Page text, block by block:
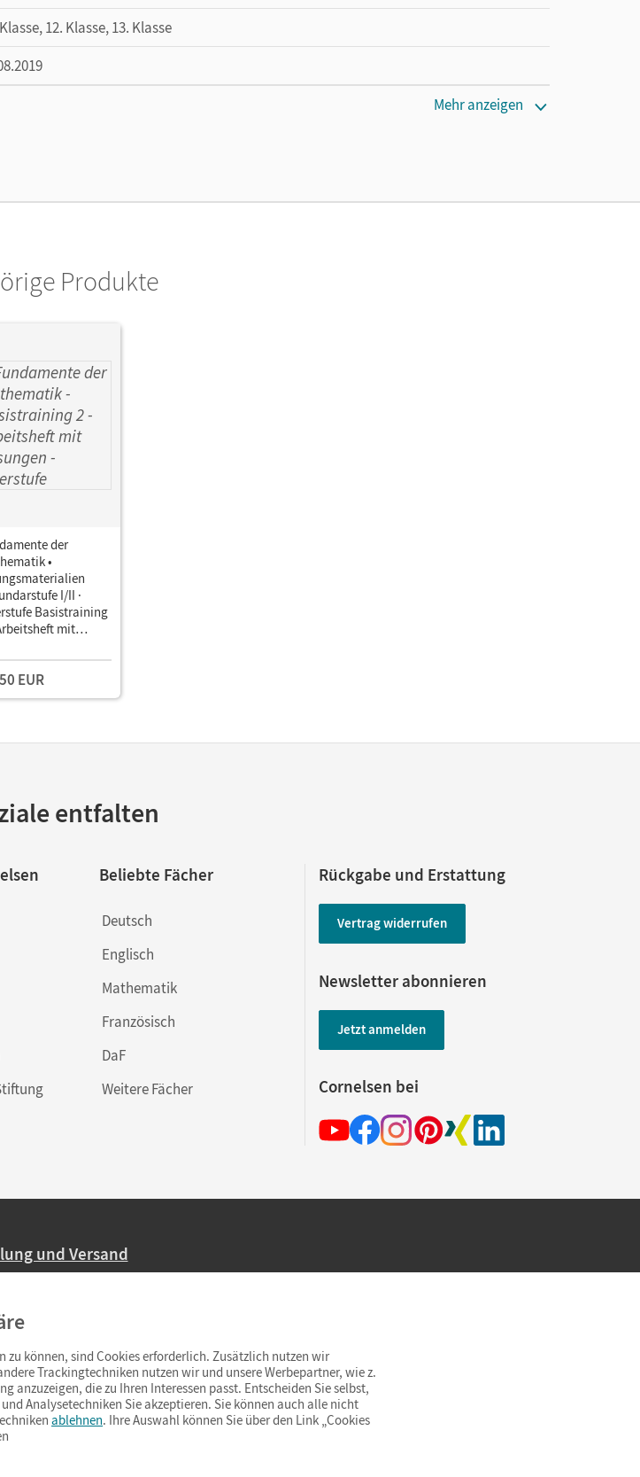
12. Klasse, 13. Klasse
Mehr anzeigen
Produkte
der
•
I/II ·
Basistraining
mit
EUR
entfalten
Beliebte Fächer
Deutsch
Englisch
Mathematik
Französisch
DaF
Weitere Fächer
Rückgabe und Erstattung
Vertrag widerrufen
Newsletter abonnieren
Jetzt anmelden
Cornelsen bei
und Versand
EUR Bestellwert liefern wir versandkostenfrei innerhalb Deutschlands
in 3–6 Tagen).
können, sind Cookies erforderlich. Zusätzlich nutzen wir
Trackingtechniken nutzen wir und unsere Werbepartner, wie z.
anzuzeigen, die zu Ihren Interessen passt. Entscheiden Sie selbst,
Analysetechniken Sie akzeptieren. Sie können auch alle nicht
ablehnen. Ihre Auswahl können Sie über den Link „Cookies